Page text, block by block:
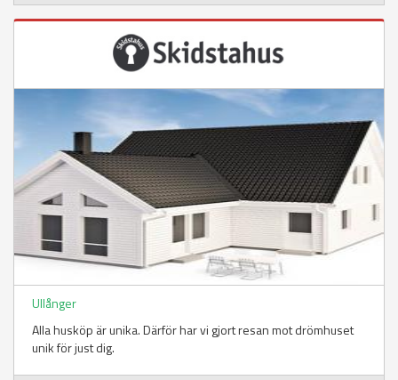
Ullånger
Alla husköp är unika. Därför har vi gjort resan mot drömhuset
unik för just dig.